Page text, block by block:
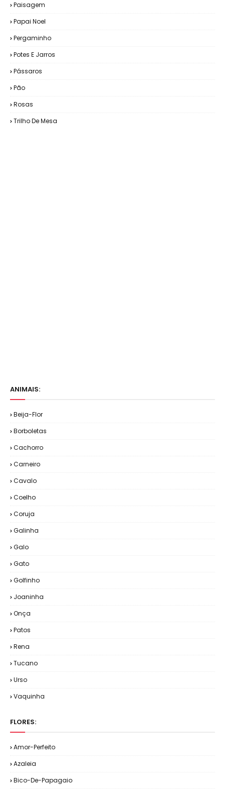
Paisagem
Papai Noel
Pergaminho
Potes E Jarros
Pássaros
Pão
Rosas
Trilho De Mesa
ANIMAIS:
Beija-Flor
Borboletas
Cachorro
Carneiro
Cavalo
Coelho
Coruja
Galinha
Galo
Gato
Golfinho
Joaninha
Onça
Patos
Rena
Tucano
Urso
Vaquinha
FLORES:
Amor-Perfeito
Azaleia
Bico-De-Papagaio